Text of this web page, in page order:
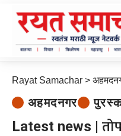
Rayat Samachar >
अहमदनगर
Latest news |